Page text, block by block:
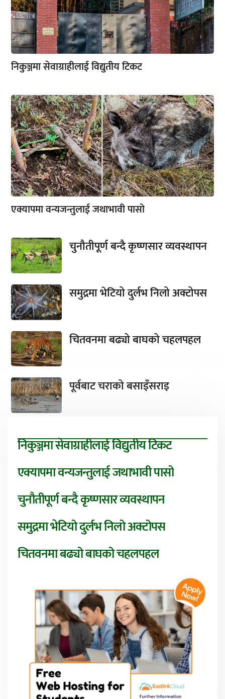
निकुञ्जमा सेवाग्राहीलाई विद्युतीय टिकट
एक्यापमा वन्यजन्तुलाई जथाभावी पासो
चुनौतीपूर्ण बन्दै कृष्णसार व्यवस्थापन
समुद्रमा भेटियो दुर्लभ निलो अक्टोपस
चितवनमा बढ्यो बाघको चहलपहल
पूर्वबाट चराको बसाइँसराइ
निकुञ्जमा सेवाग्राहीलाई विद्युतीय टिकट
एक्यापमा वन्यजन्तुलाई जथाभावी पासो
चुनौतीपूर्ण बन्दै कृष्णसार व्यवस्थापन
समुद्रमा भेटियो दुर्लभ निलो अक्टोपस
चितवनमा बढ्यो बाघको चहलपहल